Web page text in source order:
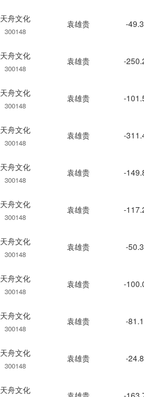
天舟文化
300148
袁雄贵 -
天舟文化
300148
袁雄贵 -
天舟文化
300148
袁雄贵 -
天舟文化
300148
袁雄贵 -
天舟文化
300148
袁雄贵 -
天舟文化
300148
袁雄贵 -
天舟文化
300148
袁雄贵 -
天舟文化
300148
袁雄贵 -
天舟文化
300148
袁雄贵 -
天舟文化
300148
袁雄贵 -
天舟文化